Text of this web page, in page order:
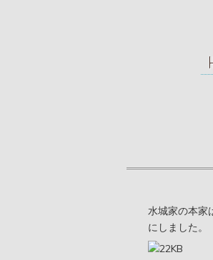
水城家の本家
にしました。